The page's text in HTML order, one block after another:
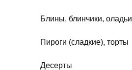
Блины, блинчики, оладьи
Пироги (сладкие), торты
Десерты